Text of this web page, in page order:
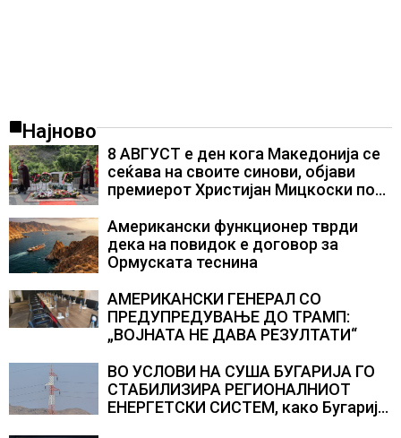
Најново
8 АВГУСТ е ден кога Македонија се
сеќава на своите синови, објави
премиерот Христијан Мицкоски по
загинувањето на десетмината
прилепски бранители
Американски функционер тврди
дека на повидок е договор за
Ормуската теснина
АМЕРИКАНСКИ ГЕНЕРАЛ СО
ПРЕДУПРЕДУВАЊЕ ДО ТРАМП:
„ВОЈНАТА НЕ ДАВА РЕЗУЛТАТИ“
ВО УСЛОВИ НА СУША БУГАРИЈА ГО
СТАБИЛИЗИРА РЕГИОНАЛНИОТ
ЕНЕРГЕТСКИ СИСТЕМ, како Бугарија